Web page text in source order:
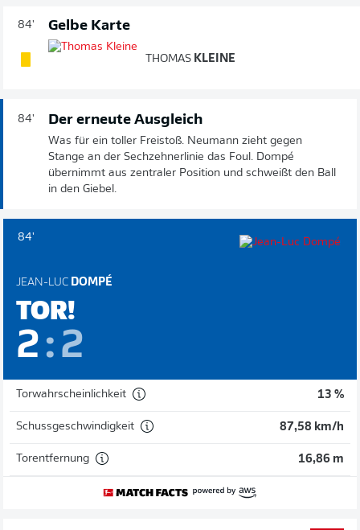
84' Gelbe Karte
THOMAS KLEINE
84' Der erneute Ausgleich
Was für ein toller Freistoß. Neumann zieht gegen
Stange an der Sechzehnerlinie das Foul. Dompé
übernimmt aus zentraler Position und schweißt den Ball
in den Giebel.
84'
JEAN-LUC DOMPÉ
TOR!
2: 2
Torwahrscheinlichkeit 13 %
Schussgeschwindigkeit 87,58 km/h
Torentfernung 16,86 m